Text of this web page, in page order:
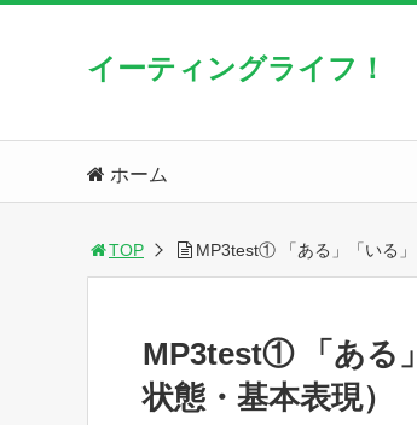
イーティングライフ！
ホーム
TOP MP3test① 「ある」「いる」
MP3test① 「ある
状態・基本表現）